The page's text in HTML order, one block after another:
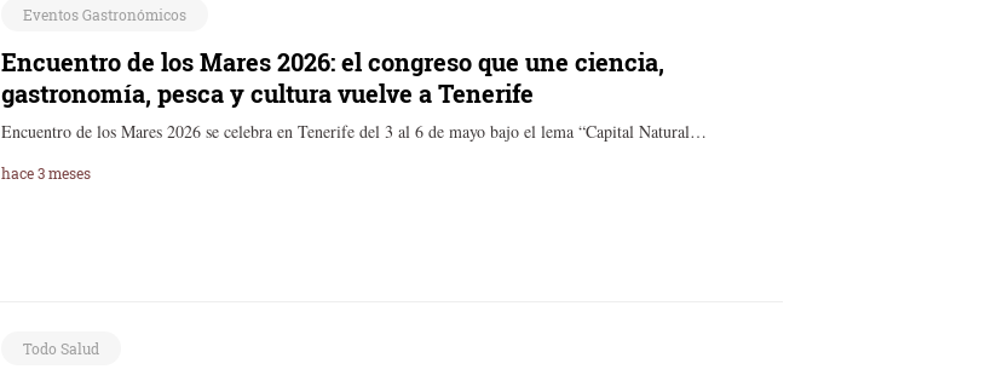
Eventos Gastronómicos
Encuentro de los Mares 2026: el congreso que une ciencia,
gastronomía, pesca y cultura vuelve a Tenerife
Encuentro de los Mares 2026 se celebra en Tenerife del 3 al 6 de mayo bajo el lema “Capital Natural…
hace 3 meses
Todo Salud